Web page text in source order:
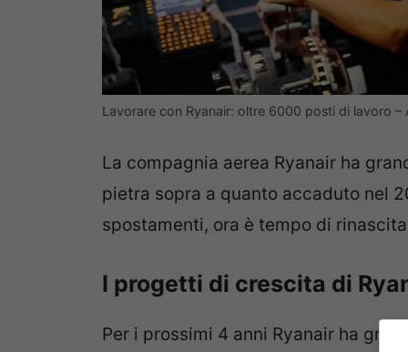
Lavorare con Ryanair: oltre 6000 posti di lavoro –
La compagnia aerea Ryanair ha
pietra sopra a quanto accaduto nel
spostamenti, ora è tempo di
I progetti di crescita di
Per i prossimi 4 anni Ryanair ha